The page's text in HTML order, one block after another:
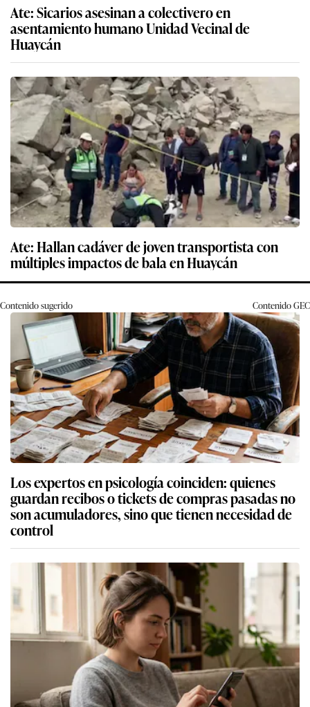
Ate: Sicarios asesinan a colectivero en
asentamiento humano Unidad Vecinal de
Huaycán
Ate: Hallan cadáver de joven transportista con
múltiples impactos de bala en Huaycán
Contenido sugerido ContenidoGEC
Los expertos en psicología coinciden: quienes
guardan recibos o tickets de compras pasadas no
son acumuladores, sino que tienen necesidad de
control